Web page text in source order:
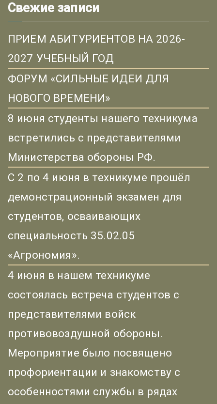
Свежие записи
ПРИЕМ АБИТУРИЕНТОВ НА 2026-
2027 УЧЕБНЫЙ ГОД
ФОРУМ «СИЛЬНЫЕ ИДЕИ ДЛЯ
НОВОГО ВРЕМЕНИ»
8 июня студенты нашего техникума
встретились с представителями
Министерства обороны РФ.
С 2 по 4 июня в техникуме прошёл
демонстрационный экзамен для
студентов, осваивающих
специальность 35.02.05
«Агрономия».
4 июня в нашем техникуме
состоялась встреча студентов с
представителями войск
противовоздушной обороны.
Мероприятие было посвящено
профориентации и знакомству с
особенностями службы в рядах